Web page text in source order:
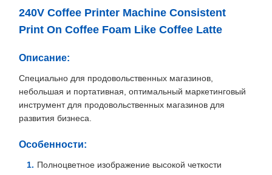
240V Coffee Printer Machine Consistent
Print On Coffee Foam Like Coffee Latte
Описание:
Специально для продовольственных магазинов,
небольшая и портативная, оптимальный маркетинговый
инструмент для продовольственных магазинов для
развития бизнеса.
Особенности:
Полноцветное изображение высокой четкости